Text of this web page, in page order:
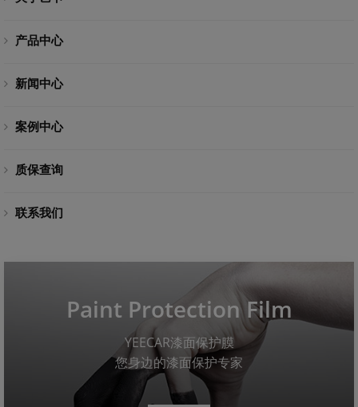
产品中心
新闻中心
案例中心
质保查询
联系我们
Paint Protection Film
YEECAR漆面保护膜
您身边的漆面保护专家